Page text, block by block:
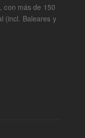
con más de 150
(incl. Baleares y